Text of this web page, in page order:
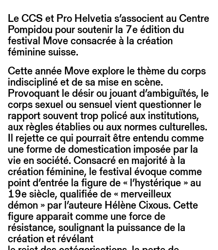
Le CCS et Pro Helvetia s’associent au Centre
Pompidou pour soutenir la 7e édition du
festival Move consacrée à la création
féminine suisse.
Cette année Move explore le thème du corps
indiscipliné et de sa mise en scène.
Provoquant le désir ou jouant d’ambiguïtés, le
corps sexuel ou sensuel vient questionner le
rapport souvent trop policé aux institutions,
aux règles établies ou aux normes culturelles.
Il rejette ce qui pourrait être entendu comme
une forme de domestication imposée par la
vie en société. Consacré en majorité à la
création féminine, le festival évoque comme
point d’entrée la figure de « l’hystérique » au
19e siècle, qualifiée de « merveilleux
démon » par l’auteure Hélène Cixous. Cette
figure apparait comme une force de
résistance, soulignant la puissance de la
création et révélant